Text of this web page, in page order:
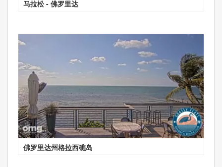
马拉松 - 佛罗里达
佛罗里达州格拉西礁岛